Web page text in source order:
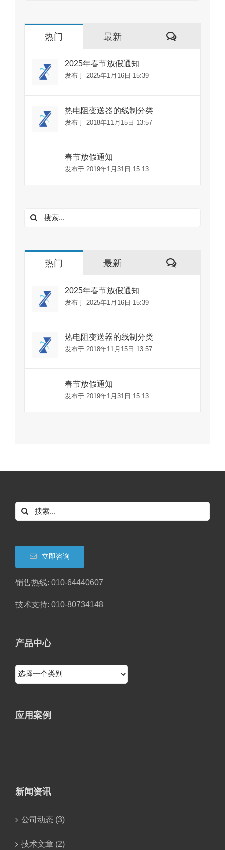
热门 最新
评
2025年春节放假通知
发布于 2025年1月16日 15:39
热电阻变送器的线制分类
发布于 2018年11月15日 13:57
春节放假通知
发布于 2019年1月31日 15:13
搜
热门 最新
评
2025年春节放假通知
发布于 2025年1月16日 15:39
热电阻变送器的线制分类
发布于 2018年11月15日 13:57
春节放假通知
发布于 2019年1月31日 15:13
搜
索：
立即咨询
销售热线: 010-64440607
技术支持: 010-80734148
产品中心
应用案例
新闻资讯
公司动态 (3)
技术文章 (2)